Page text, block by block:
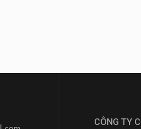
CÔNG TY